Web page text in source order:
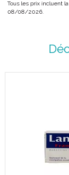
Tous les prix incluent
08/08/2026.